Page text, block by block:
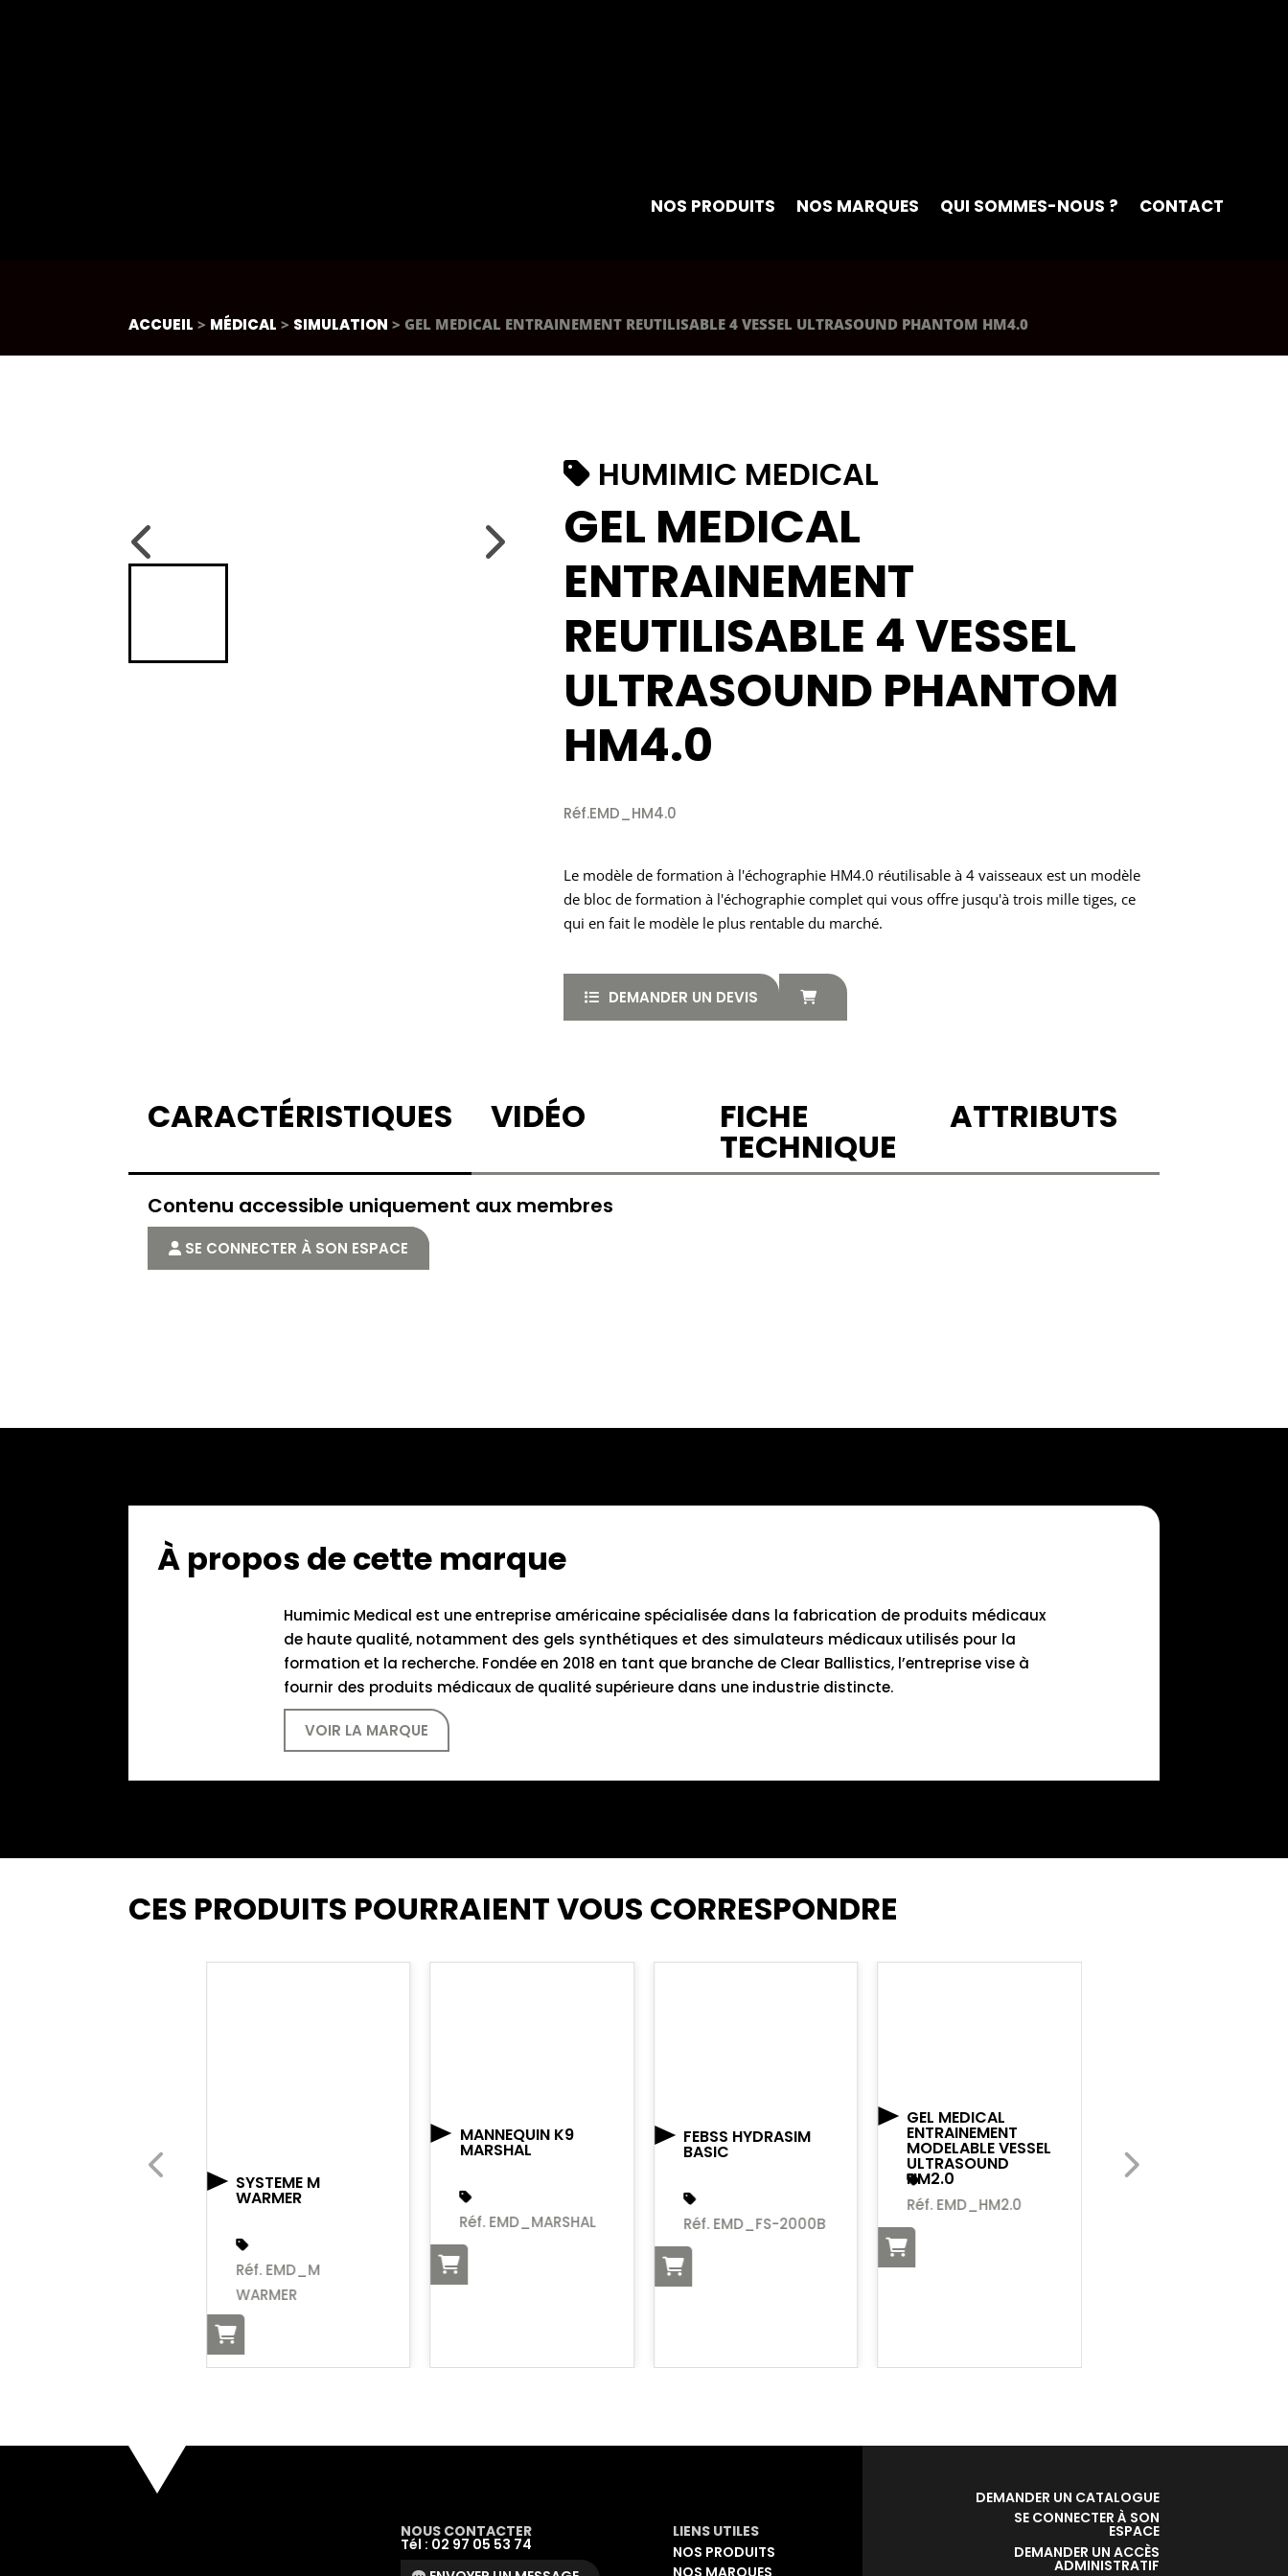
NOS PRODUITS NOS MARQUES QUI SOMMES-NOUS ? CONTACT
ACCUEIL > MÉDICAL > SIMULATION > GEL MEDICAL ENTRAINEMENT REUTILISABLE 4 VESSEL ULTRASOUND PHANTOM HM4.0
HUMIMIC MEDICAL
GEL MEDICAL
ENTRAINEMENT
REUTILISABLE 4 VESSEL
ULTRASOUND PHANTOM
HM4.0
Réf.EMD_HM4.0
Le modèle de formation à l'échographie HM4.0 réutilisable à 4 vaisseaux est un modèle
de bloc de formation à l'échographie complet qui vous offre jusqu'à trois mille tiges, ce
qui en fait le modèle le plus rentable du marché.
DEMANDER UN DEVIS
CARACTÉRISTIQUES VIDÉO FICHE
TECHNIQUE
ATTRIBUTS
Contenu accessible uniquement aux membres
SE CONNECTER À SON ESPACE
À propos de cette marque
Humimic Medical est une entreprise américaine spécialisée dans la fabrication de produits médicaux
de haute qualité, notamment des gels synthétiques et des simulateurs médicaux utilisés pour la
formation et la recherche. Fondée en 2018 en tant que branche de Clear Ballistics, l’entreprise vise à
fournir des produits médicaux de qualité supérieure dans une industrie distincte.
VOIR LA MARQUE
CES PRODUITS POURRAIENT VOUS CORRESPONDRE
SYSTEME M
WARMER
Réf. EMD_M
WARMER
MANNEQUIN K9
MARSHAL
Réf. EMD_MARSHAL
FEBSS HYDRASIM
BASIC
Réf. EMD_FS-2000B
GEL MEDICAL
ENTRAINEMENT
MODELABLE VESSEL
ULTRASOUND
HM2.0
Réf. EMD_HM2.0
NOUS CONTACTER
Tél : 02 97 05 53 74
LIENS UTILES
NOS PRODUITS
DEMANDER UN CATALOGUE
SE CONNECTER À SON
ESPACE
DEMANDER UN ACCÈS
ADMINISTRATIF